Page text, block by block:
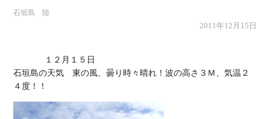
石垣島 陸
2011年12月15日
石垣島の天気　東の風、曇り時々晴れ！波の高さ３Ｍ、気温２